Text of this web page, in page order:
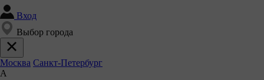
Вход
Выбор города
Москва Санкт-Петербург
А